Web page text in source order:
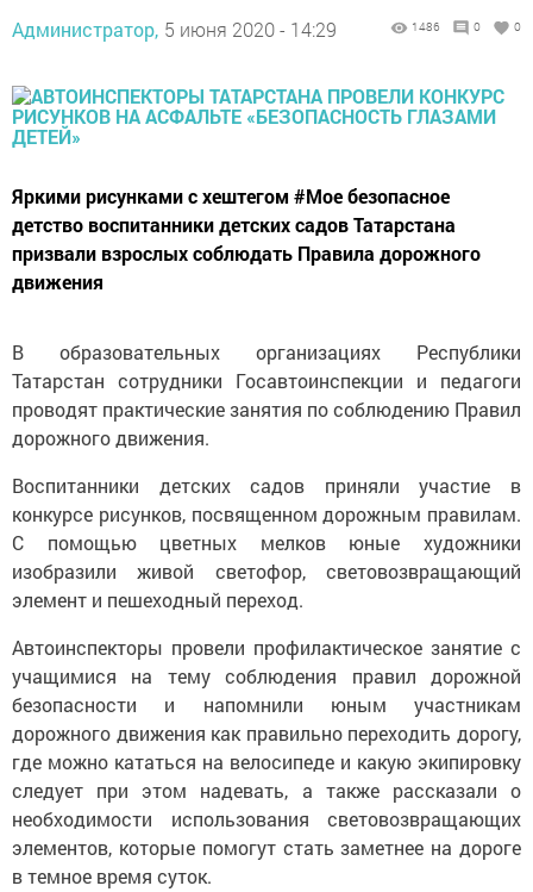
Администратор, 5 июня 2020 - 14:29 1486 0 0
Яркими рисунками с хештегом #Мое безопасное
детство воспитанники детских садов Татарстана
призвали взрослых соблюдать Правила дорожного
движения
В образовательных организациях Республики
Татарстан сотрудники Госавтоинспекции и педагоги
проводят практические занятия по соблюдению Правил
дорожного движения.
Воспитанники детских садов приняли участие в
конкурсе рисунков, посвященном дорожным правилам.
С помощью цветных мелков юные художники
изобразили живой светофор, световозвращающий
элемент и пешеходный переход.
Автоинспекторы провели профилактическое занятие с
учащимися на тему соблюдения правил дорожной
безопасности и напомнили юным участникам
дорожного движения как правильно переходить дорогу,
где можно кататься на велосипеде и какую экипировку
следует при этом надевать, а также рассказали о
необходимости использования световозвращающих
элементов, которые помогут стать заметнее на дороге
в темное время суток.